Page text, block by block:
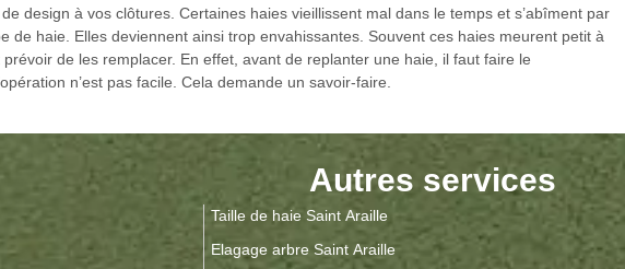
design à vos clôtures. Certaines haies vieillissent mal dans le temps et s’abîment par
de haie. Elles deviennent ainsi trop envahissantes. Souvent ces haies meurent petit à
de les remplacer. En effet, avant de replanter une haie, il faut faire le
n’est pas facile. Cela demande un savoir-faire.
Autres services
Taille de haie Saint Araille
Elagage arbre Saint Araille